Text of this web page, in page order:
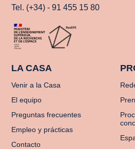
Tel. (+34) - 91 455 15 80
LA CASA
Venir a la Casa
El equipo
Preguntas frecuentes
Empleo y prácticas
Contacto